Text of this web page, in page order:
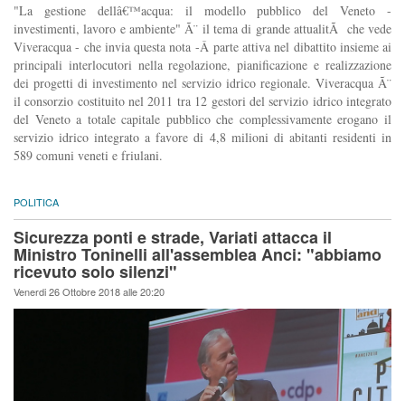
"La gestione dellâ€™acqua: il modello pubblico del Veneto -
investimenti, lavoro e ambiente" Ã¨ il tema di grande attualitÃ che vede
Viveracqua - che invia questa nota -Â parte attiva nel dibattito insieme ai
principali interlocutori nella regolazione, pianificazione e realizzazione
dei progetti di investimento nel servizio idrico regionale. Viveracqua Ã¨
il consorzio costituito nel 2011 tra 12 gestori del servizio idrico integrato
del Veneto a totale capitale pubblico che complessivamente erogano il
servizio idrico integrato a favore di 4,8 milioni di abitanti residenti in
589 comuni veneti e friulani.
POLITICA
Sicurezza ponti e strade, Variati attacca il
Ministro Toninelli all'assemblea Anci: "abbiamo
ricevuto solo silenzi"
Venerdi 26 Ottobre 2018 alle 20:20